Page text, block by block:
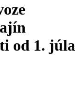
od 1. júla